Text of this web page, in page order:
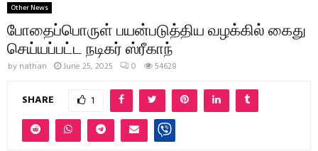
Other News
போதைப்பொருள் பயன்படுத்திய வழக்கில் கைது
செய்யப்பட்ட நடிகர் ஸ்ரீகாந்
by nathan June 25, 2025 0 54628
SHARE 1